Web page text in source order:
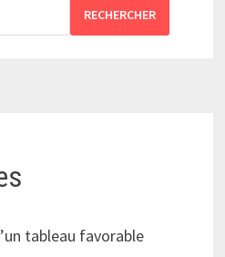
RECHERCHER
tableau favorable